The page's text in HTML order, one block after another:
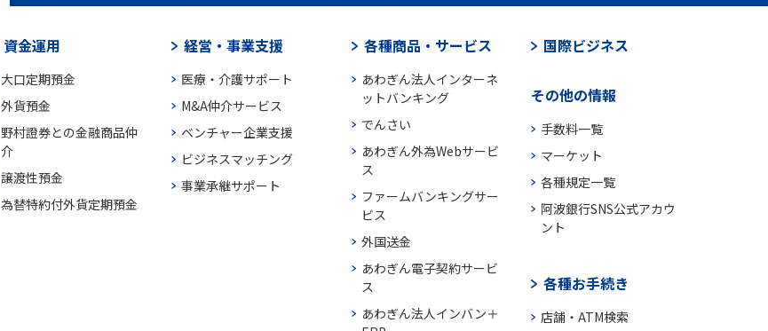
資金運用
大口定期預金
外貨預金
野村證券との金融商品仲
介
譲渡性預金
為替特約付外貨定期預金
経営・事業支援
医療・介護サポート
M&A仲介サービス
ベンチャー企業支援
ビジネスマッチング
事業承継サポート
各種商品・サービス
あわぎん法人インターネ
ットバンキング
でんさい
あわぎん外為Webサービ
ス
ファームバンキングサー
ビス
外国送金
あわぎん電子契約サービ
ス
あわぎん法人インバン＋
国際ビジネス
その他の情報
手数料一覧
マーケット
各種規定一覧
阿波銀行SNS公式アカウ
ント
各種お手続き
店舗・ATM検索